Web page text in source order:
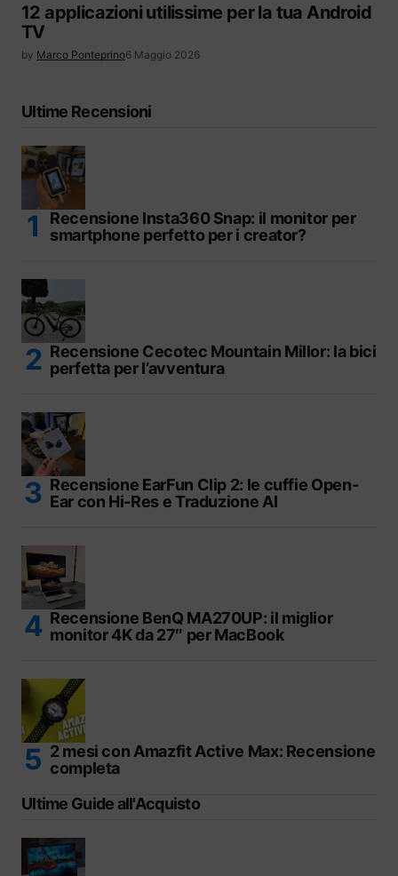
12 applicazioni utilissime per la tua Android
TV
by Marco Ponteprino6 Maggio 2026
Ultime Recensioni
Recensione Insta360 Snap: il monitor per
smartphone perfetto per i creator?
Recensione Cecotec Mountain Millor: la bici
perfetta per l’avventura
Recensione EarFun Clip 2: le cuffie Open-
Ear con Hi-Res e Traduzione AI
Recensione BenQ MA270UP: il miglior
monitor 4K da 27″ per MacBook
2 mesi con Amazfit Active Max: Recensione
completa
Ultime Guide all'Acquisto